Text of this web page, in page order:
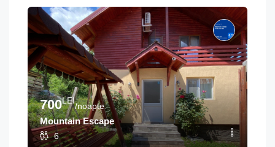
700LEI
/noapte
Mountain Escape
6